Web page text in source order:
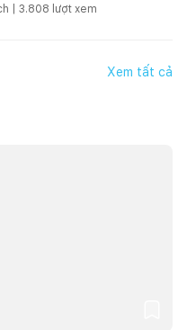
| 3.808 lượt xem
Xem tất cả